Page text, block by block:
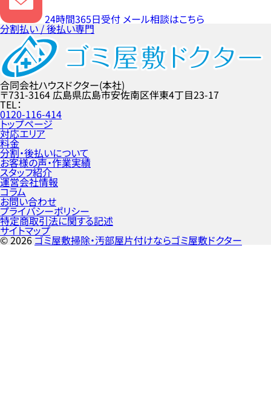
24時間365日受付 メール相談はこちら
分割払い / 後払い専門
合同会社ハウスドクター(本社)
〒731-3164 広島県広島市安佐南区伴東4丁目23-17
TEL
0120-116-414
トップページ
対応エリア
料金
分割・後払いについて
お客様の声・作業実績
スタッフ紹介
運営会社情報
コラム
お問い合わせ
プライバシーポリシー
特定商取引法に関する記述
サイトマップ
©2026ゴミ屋敷掃除・汚部屋片付けならゴミ屋敷ドクター